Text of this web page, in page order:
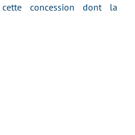
concession dont la